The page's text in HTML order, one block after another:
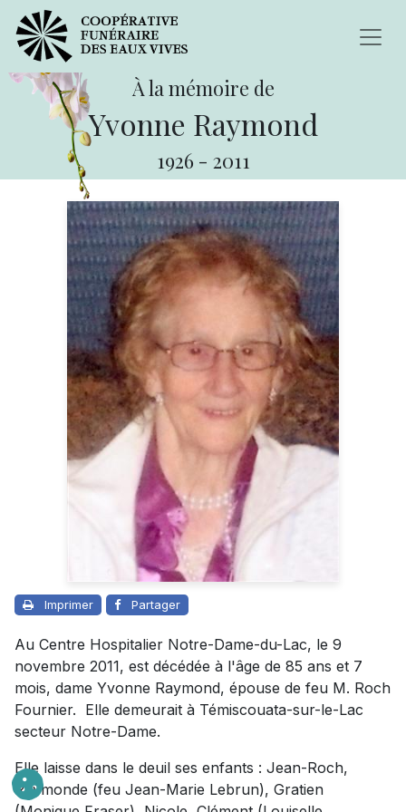
À la mémoire de
Yvonne Raymond
1926 - 2011
Imprimer Partager
Au Centre Hospitalier Notre-Dame-du-Lac, le 9
novembre 2011, est décédée à l'âge de 85 ans et 7
mois, dame Yvonne Raymond, épouse de feu M. Roch
Fournier. Elle demeurait à Témiscouata-sur-le-Lac
secteur Notre-Dame.
Elle laisse dans le deuil ses enfants : Jean-Roch,
Raymonde (feu Jean-Marie Lebrun), Gratien